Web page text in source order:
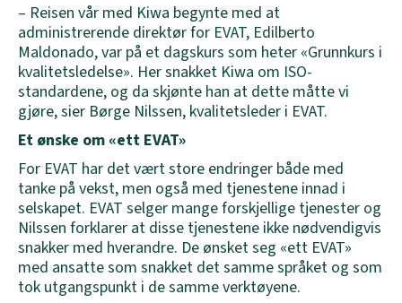
– Reisen vår med Kiwa begynte med at
administrerende direktør for EVAT, Edilberto
Maldonado, var på et dagskurs som heter «Grunnkurs i
kvalitetsledelse». Her snakket Kiwa om ISO-
standardene, og da skjønte han at dette måtte vi
gjøre, sier Børge Nilssen, kvalitetsleder i EVAT.
Et ønske om «ett EVAT»
For EVAT har det vært store endringer både med
tanke på vekst, men også med tjenestene innad i
selskapet. EVAT selger mange forskjellige tjenester og
Nilssen forklarer at disse tjenestene ikke nødvendigvis
snakker med hverandre. De ønsket seg «ett EVAT»
med ansatte som snakket det samme språket og som
tok utgangspunkt i de samme verktøyene.